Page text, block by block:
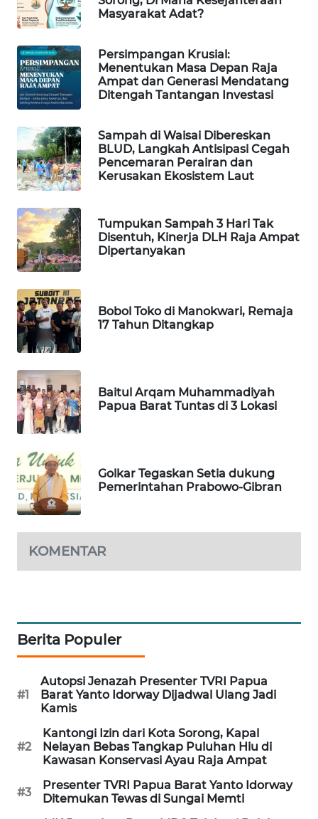
Masyarakat Adat?
Persimpangan Krusial:
Menentukan Masa Depan Raja
Ampat dan Generasi Mendatang
Ditengah Tantangan Investasi
Sampah di Waisai Dibereskan
BLUD, Langkah Antisipasi Cegah
Pencemaran Perairan dan
Kerusakan Ekosistem Laut
Tumpukan Sampah 3 Hari Tak
Disentuh, Kinerja DLH Raja Ampat
Dipertanyakan
Bobol Toko di Manokwari, Remaja
17 Tahun Ditangkap
Baitul Arqam Muhammadiyah
Papua Barat Tuntas di 3 Lokasi
Golkar Tegaskan Setia dukung
Pemerintahan Prabowo-Gibran
KOMENTAR
Berita Populer
#1
Autopsi Jenazah Presenter TVRI Papua
Barat Yanto Idorway Dijadwal Ulang Jadi
Kamis
#2
Kantongi Izin dari Kota Sorong, Kapal
Nelayan Bebas Tangkap Puluhan Hiu di
Kawasan Konservasi Ayau Raja Ampat
#3
Presenter TVRI Papua Barat Yanto Idorway
Ditemukan Tewas di Sungai Memti
PORTAL
FORWAMKI
FORJASIDA
TAMBANG
NEWS
SITUNGIR
NEWS
SIDIKALANG
NEWS
SIBARAGAS
METRO
SIANTAR
NEWS
METRO
MEDAN
NEWS
JAKARTA
NEWS
KARING
JURNAL
MARITIM
HUMBANG
NEWS
GARONGGANG